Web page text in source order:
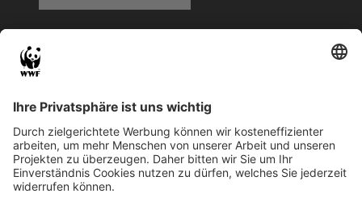
WWF Deutschland
Reinhardtstr. 18
10117 Berlin
Tel.: 030-311 777 700
Ihre Spende kann steuerlich geltend gemacht werden